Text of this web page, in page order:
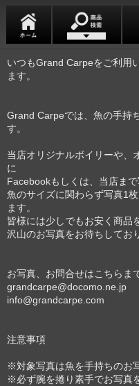
いつもGrand Carpeをご利用
ます。
Grand Carpeでは、魚の手持
す。
当店オリジナルボイリーや、
に
Facebookもしくは、当店ま
魚のサイズに関わらず写真1
ます。
皆様には少しでもお安く商品
沢山のお写真をお待ちしてお
お写真、お問合せはこちらま
grandcarpe@docomo.ne.jp
info@grandcarpe.com
注意事項
※対象写真は魚を手持ちのお
※必ず腕を捲り素手でお写真